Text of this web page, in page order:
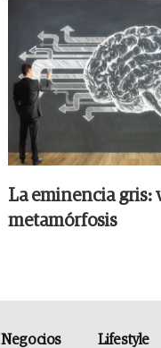
La eminencia gris:
metamórfosis
Negocios Lifestyle